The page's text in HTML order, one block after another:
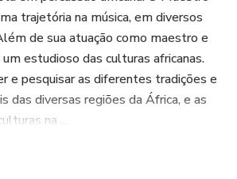
trajetória na música, em diversos
de sua atuação como maestro e
estudioso das culturas africanas.
e pesquisar as diferentes tradições e
das diversas regiões da África, e as
na ...